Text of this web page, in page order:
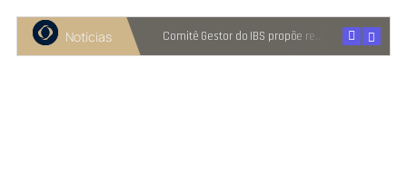
Notícias
Recuperação judicial cresce entre micro e pequenas empresas Comitê Gestor do IBS propõe reter metade de 2027